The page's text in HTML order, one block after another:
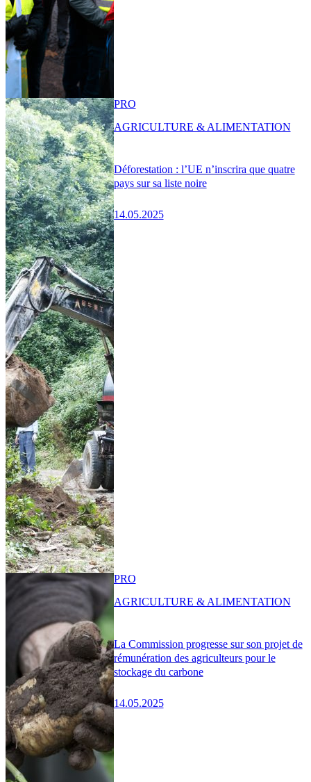
Déforestation : l’UE n’inscrira que quatre
pays sur sa liste noire
14.05.2025
PRO
AGRICULTURE & ALIMENTATION
La Commission progresse sur son projet de
rémunération des agriculteurs pour le
stockage du carbone
14.05.2025
PRO
AGRICULTURE & ALIMENTATION